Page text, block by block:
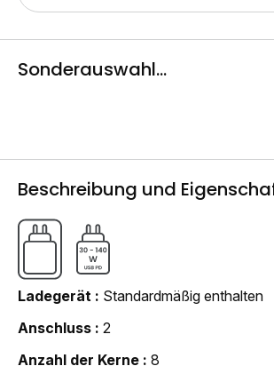
Sonderauswahl...
Beschreibung und
Ladegerät
Standardmäßig enthalten
Anschluss
2
Anzahl der Kerne
8